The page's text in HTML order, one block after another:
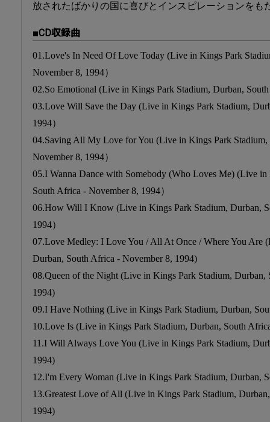
放されたばかりの国に喜びとインスピレーションをも
■CD収録曲
01.Love's In Need Of Love Today (Live in Kings Park
November 8, 1994）
02.So Emotional (Live in Kings Park Stadium, Durban,
03.Love Will Save the Day (Live in Kings Park Stadium,
1994）
04.Saving All My Love for You (Live in Kings Park
November 8, 1994）
05.I Wanna Dance with Somebody (Who Loves Me) (Live
South Africa - November 8, 1994）
06.How Will I Know (Live in Kings Park Stadium, Durban,
1994）
07.Love Medley: I Love You / All At Once / Where You Are
Durban, South Africa - November 8, 1994)
08.Queen of the Night (Live in Kings Park Stadium, Durban,
1994)
09.I Have Nothing (Live in Kings Park Stadium, Durban,
10.Love Is (Live in Kings Park Stadium, Durban, South
11.I Will Always Love You (Live in Kings Park Stadium,
1994)
12.I'm Every Woman (Live in Kings Park Stadium, Durban,
13.Greatest Love of All (Live in Kings Park Stadium,
1994)